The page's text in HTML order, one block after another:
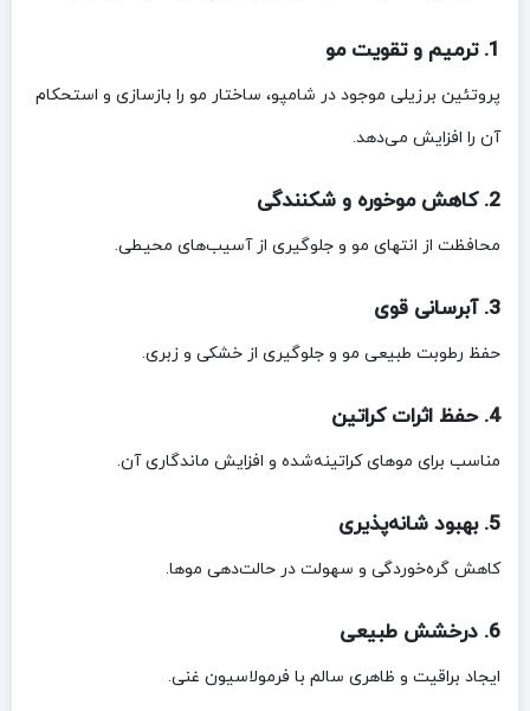
1. ترمیم و تقویت مو
پروتئین برزیلی موجود در شامپو، ساختار مو را بازسازی و استحکام
آن را افزایش می‌دهد.
2. کاهش موخوره و شکنندگی
محافظت از انتهای مو و جلوگیری از آسیب‌های محیطی.
3. آبرسانی قوی
حفظ رطوبت طبیعی مو و جلوگیری از خشکی و زبری.
4. حفظ اثرات کراتین
مناسب برای موهای کراتینه‌شده و افزایش ماندگاری آن.
5. بهبود شانه‌پذیری
کاهش گره‌خوردگی و سهولت در حالت‌دهی موها.
6. درخشش طبیعی
ایجاد براقیت و ظاهری سالم با فرمولاسیون غنی.